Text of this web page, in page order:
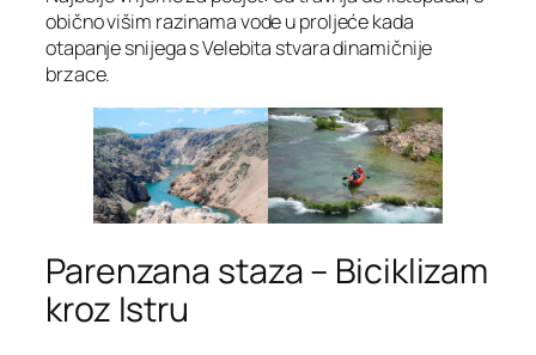
obično višim razinama vode u proljeće kada
otapanje snijega s Velebita stvara dinamičnije
brzace.
Parenzana staza – Biciklizam
kroz Istru